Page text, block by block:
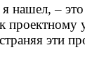
нашел, –
эти